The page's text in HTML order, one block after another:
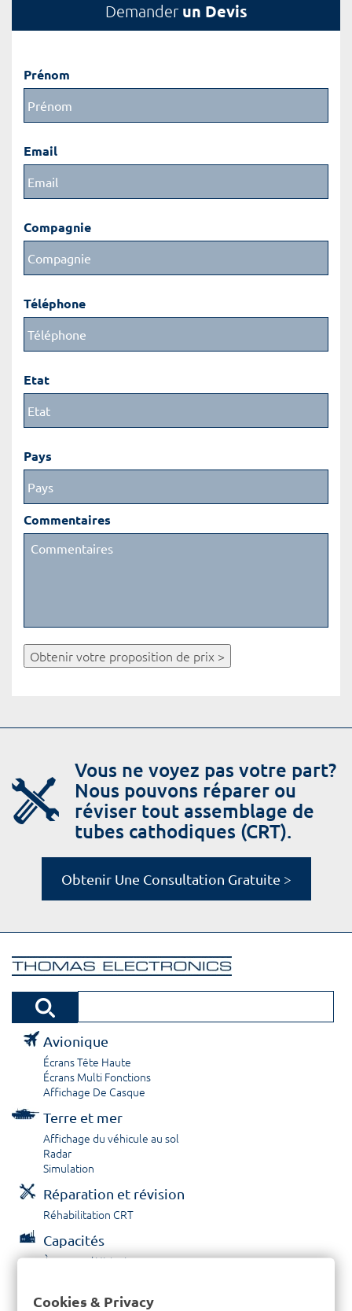
Demander un Devis
Prénom
Email
Compagnie
Téléphone
Etat
Pays
Commentaires
Obtenir votre proposition de prix >
Vous ne voyez pas votre part?
Nous pouvons réparer ou
réviser tout assemblage de
tubes cathodiques (CRT).
Obtenir Une Consultation Gratuite >
Avionique
Écrans Tête Haute
Écrans Multi Fonctions
Affichage De Casque
Terre et mer
Affichage du véhicule au sol
Radar
Simulation
Réparation et révision
Réhabilitation CRT
Capacités
À propos / Historique
Cookies & Privacy